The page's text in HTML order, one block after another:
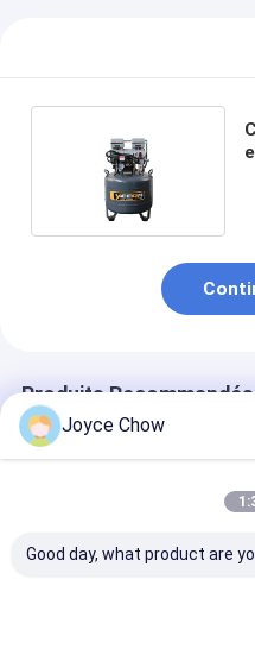
Produits Recommandés
Joyce Chow
Good day, what product are